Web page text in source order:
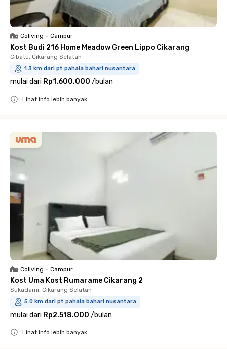
Coliving • Campur
Kost Budi 216 Home Meadow Green Lippo Cikarang
Cibatu, Cikarang Selatan
1.3 km dari pt pahala bahari nusantara
mulai dari Rp1.600.000 /bulan
Lihat info lebih banyak
Coliving • Campur
Kost Uma Kost Rumarame Cikarang 2
Sukadami, Cikarang Selatan
5.0 km dari pt pahala bahari nusantara
mulai dari Rp2.518.000 /bulan
Lihat info lebih banyak